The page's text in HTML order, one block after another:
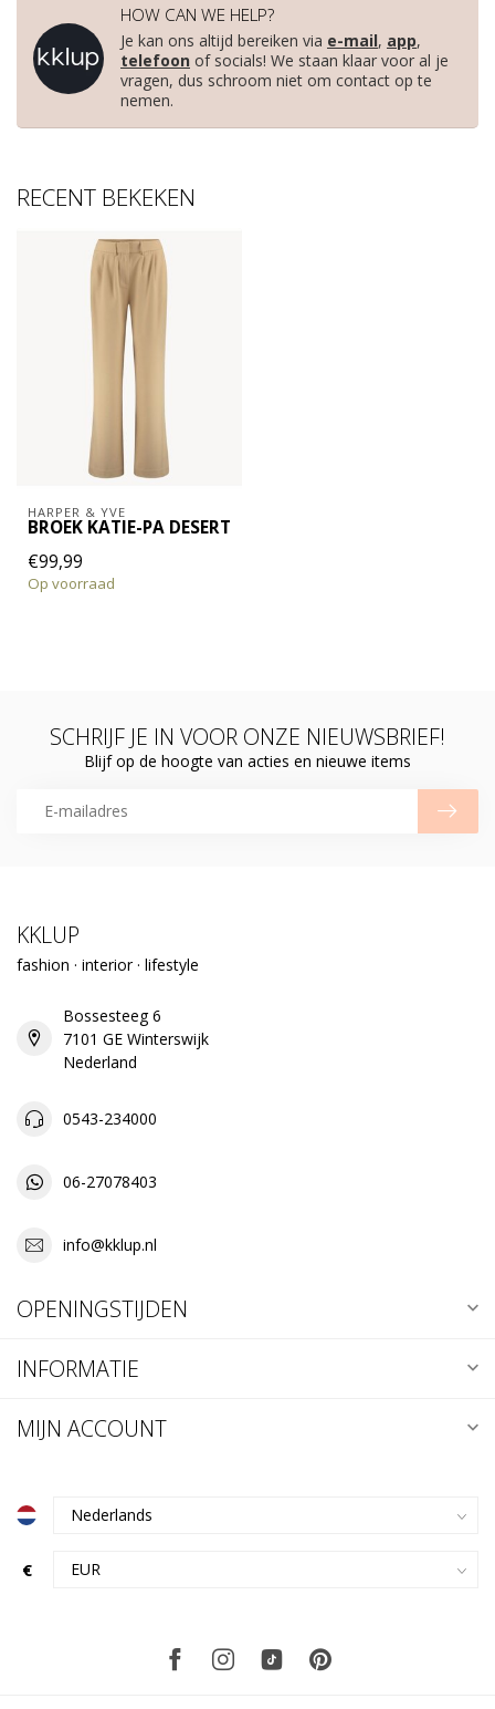
HOW CAN WE HELP?
Je kan ons altijd bereiken via e-mail, app,
telefoon of socials! We staan klaar voor al je
vragen, dus schroom niet om contact op te
nemen.
RECENT BEKEKEN
HARPER & YVE
BROEK KATIE-PA DESERT
€99,99
Op voorraad
SCHRIJF JE IN VOOR ONZE NIEUWSBRIEF!
Blijf op de hoogte van acties en nieuwe items
KKLUP
fashion · interior · lifestyle
Bossesteeg 6
7101 GE Winterswijk
Nederland
0543-234000
06-27078403
info@kklup.nl
OPENINGSTIJDEN
INFORMATIE
MIJN ACCOUNT
€